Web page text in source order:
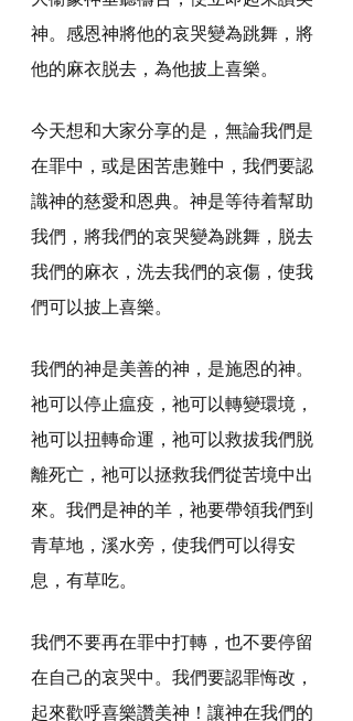
神。感恩神將他的哀哭變為跳舞，將
他的麻衣脱去，為他披上喜樂。
今天想和大家分享的是，無論我們是
在罪中，或是困苦患難中，我們要認
識神的慈愛和恩典。神是等待着幫助
我們，將我們的哀哭變為跳舞，脱去
我們的麻衣，洗去我們的哀傷，使我
們可以披上喜樂。
我們的神是美善的神，是施恩的神。
祂可以停止瘟疫，祂可以轉變環境，
祂可以扭轉命運，祂可以救拔我們脱
離死亡，祂可以拯救我們從苦境中出
來。我們是神的羊，祂要帶領我們到
青草地，溪水旁，使我們可以得安
息，有草吃。
我們不要再在罪中打轉，也不要停留
在自己的哀哭中。我們要認罪悔改，
起來歡呼喜樂讚美神！讓神在我們的